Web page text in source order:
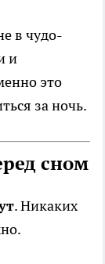
в чудо-
и
это
за ночь.
сном
. Никаких